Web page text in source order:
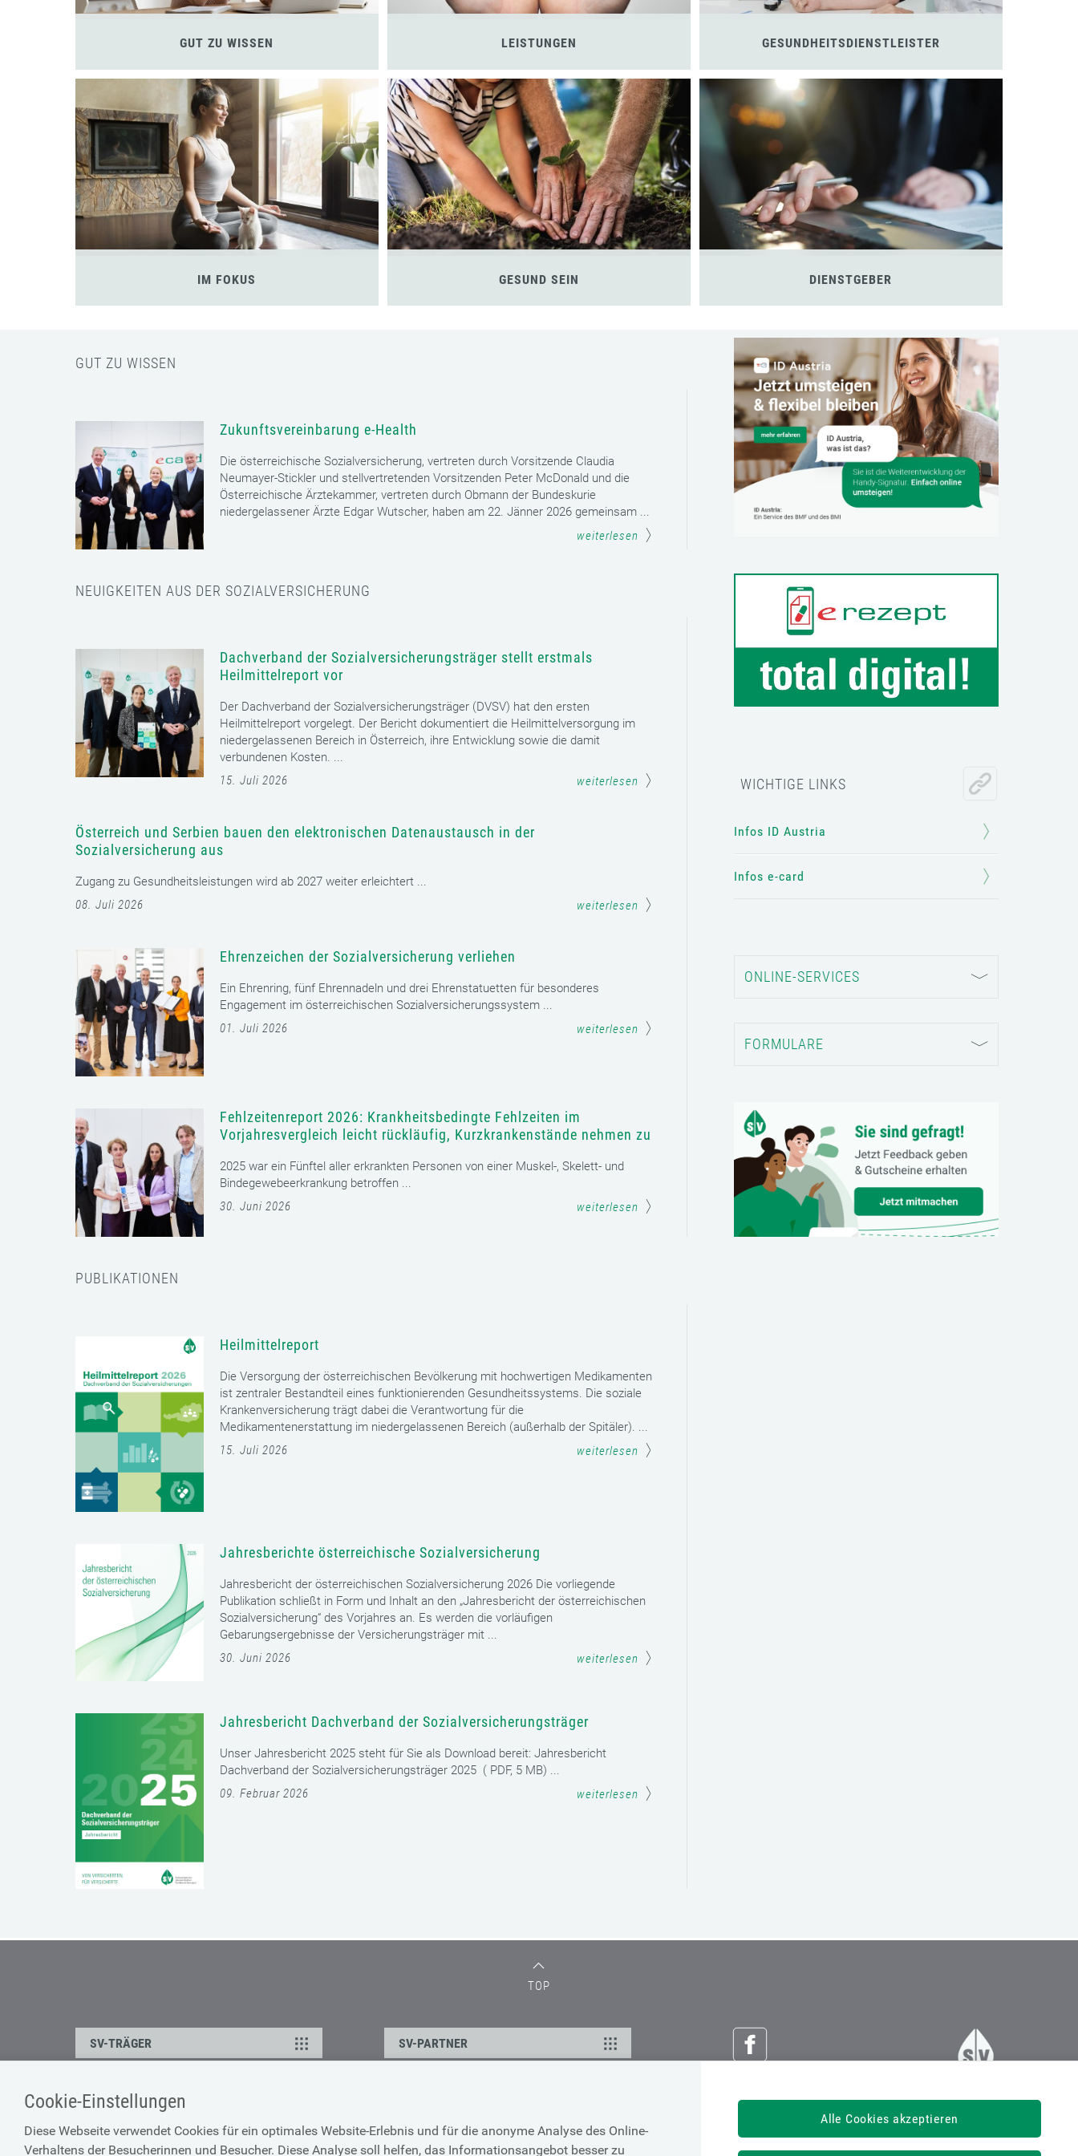
Cookie-Einstellungen
Diese Webseite verwendet Cookies für ein optimales Website-Erlebnis und für die anonyme Analyse des Online-
Verhaltens der Besucherinnen und Besucher. Diese Analyse soll helfen, das Informationsangebot besser zu
Alle Cookies akzeptieren
GUT ZU WISSEN LEISTUNGEN GESUNDHEITSDIENSTLEISTER
IM FOKUS GESUND SEIN DIENSTGEBER
WICHTIGE LINKS
Infos ID Austria
Infos e-card
ONLINE-SERVICES
FORMULARE
GUT ZU WISSEN
Zukunftsvereinbarung e-Health
Die österreichische Sozialversicherung, vertreten durch Vorsitzende Claudia
Neumayer-Stickler und stellvertretenden Vorsitzenden Peter McDonald und die
Österreichische Ärztekammer, vertreten durch Obmann der Bundeskurie
niedergelassener Ärzte Edgar Wutscher, haben am 22. Jänner 2026 gemeinsam ...
weiterlesen
NEUIGKEITEN AUS DER SOZIALVERSICHERUNG
Dachverband der Sozialversicherungsträger stellt erstmals
Heilmittelreport vor
Der Dachverband der Sozialversicherungsträger (DVSV) hat den ersten
Heilmittelreport vorgelegt. Der Bericht dokumentiert die Heilmittelversorgung im
niedergelassenen Bereich in Österreich, ihre Entwicklung sowie die damit
verbundenen Kosten. ...
15. Juli 2026
weiterlesen
Österreich und Serbien bauen den elektronischen Datenaustausch in der
Sozialversicherung aus
Zugang zu Gesundheitsleistungen wird ab 2027 weiter erleichtert ...
08. Juli 2026
weiterlesen
Ehrenzeichen der Sozialversicherung verliehen
Ein Ehrenring, fünf Ehrennadeln und drei Ehrenstatuetten für besonderes
Engagement im österreichischen Sozialversicherungssystem ...
01. Juli 2026
weiterlesen
Fehlzeitenreport 2026: Krankheitsbedingte Fehlzeiten im
Vorjahresvergleich leicht rückläufig, Kurzkrankenstände nehmen zu
2025 war ein Fünftel aller erkrankten Personen von einer Muskel-, Skelett- und
Bindegewebeerkrankung betroffen ...
30. Juni 2026
weiterlesen
PUBLIKATIONEN
Heilmittelreport
Die Versorgung der österreichischen Bevölkerung mit hochwertigen Medikamenten
ist zentraler Bestandteil eines funktionierenden Gesundheitssystems. Die soziale
Krankenversicherung trägt dabei die Verantwortung für die
Medikamentenerstattung im niedergelassenen Bereich (außerhalb der Spitäler). ...
15. Juli 2026
weiterlesen
Jahresberichte österreichische Sozialversicherung
Jahresbericht der österreichischen Sozialversicherung 2026 Die vorliegende
Publikation schließt in Form und Inhalt an den „Jahresbericht der österreichischen
Sozialversicherung“ des Vorjahres an. Es werden die vorläufigen
Gebarungsergebnisse der Versicherungsträger mit ...
30. Juni 2026
weiterlesen
Jahresbericht Dachverband der Sozialversicherungsträger
Unser Jahresbericht 2025 steht für Sie als Download bereit: Jahresbericht
Dachverband der Sozialversicherungsträger 2025 ( PDF, 5 MB) ...
09. Februar 2026
weiterlesen
TOP
Österreichische Sozialversicherung
Dachverband der Sozialversicherungsträger
SV-TRÄGER SV-PARTNER
ÜBER UNS
Kontakt
Barrierefreiheitserklärung
Cookie-Erklärung